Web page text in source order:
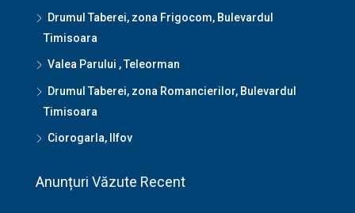
Drumul Taberei, zona Frigocom, Bulevardul
Timisoara
Valea Parului , Teleorman
Drumul Taberei, zona Romancierilor, Bulevardul
Timisoara
Ciorogarla, Ilfov
Anunțuri Văzute Recent